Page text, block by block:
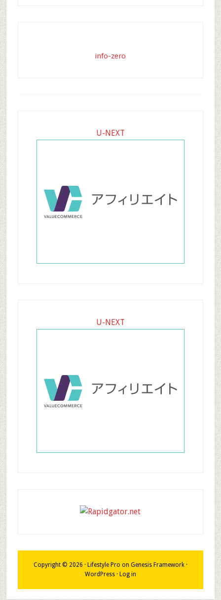
info-zero
U-NEXT
U-NEXT
Copyright © 2026 · Lifestyle Pro on Genesis Framework·
WordPress· Log in